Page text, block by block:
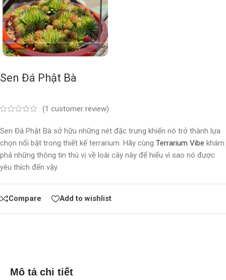
Sen Đá Phật Bà
(1 customer review)
Sen Đá Phật Bà sở hữu những nét đặc trưng khiến nó trở thành lựa
chọn nổi bật trong thiết kế terrarium. Hãy cùng Terrarium Vibe khám
phá những thông tin thú vị về loài cây này để hiểu vì sao nó được
yêu thích đến vậy.
Compare Add to wishlist
Mô tả chi tiết